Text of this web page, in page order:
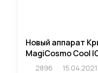
Новый аппарат
MagiCosmo Cool
2896 15.04.2021